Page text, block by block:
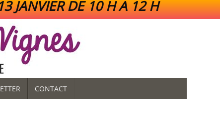
JANVIER DE 10 H A 12 H
CONTACT